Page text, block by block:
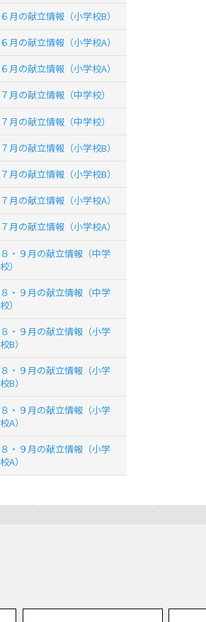
６月の献立情報（小学校B）
６月の献立情報（小学校A）
６月の献立情報（小学校A）
７月の献立情報（中学校）
７月の献立情報（中学校）
７月の献立情報（小学校B）
７月の献立情報（小学校B）
７月の献立情報（小学校A）
７月の献立情報（小学校A）
８・９月の献立情報（中学
校）
８・９月の献立情報（中学
校）
８・９月の献立情報（小学
校B）
８・９月の献立情報（小学
校B）
８・９月の献立情報（小学
校A）
８・９月の献立情報（小学
校A）